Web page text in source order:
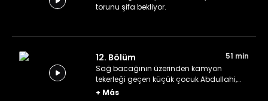
torunu şifa bekliyor.
12. Bölüm
51 min
Sağ bacağının üzerinden kamyon
tekerleği geçen küçük çocuk Abdullahi,
hastaneye yetiştiriliyor.
+ Más